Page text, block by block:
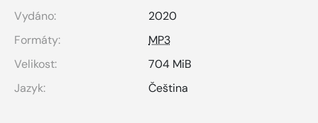
Vydáno:
2020
Formáty:
MP3
Velikost:
704 MiB
Jazyk:
Čeština